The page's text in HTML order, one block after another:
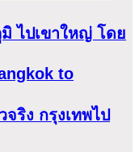
ไปเขาใหญ่ โดย
to
ริง กรุงเทพไป